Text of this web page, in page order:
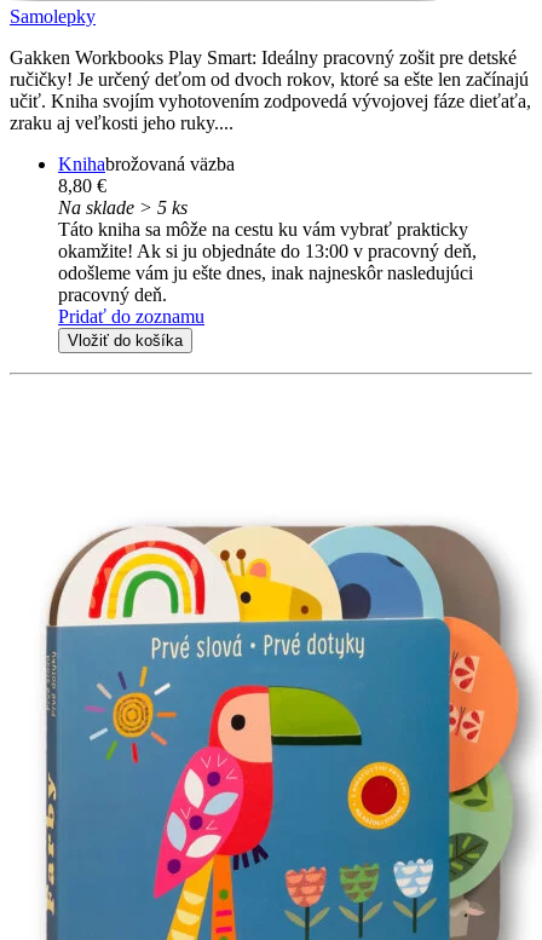
Samolepky
Gakken Workbooks Play Smart: Ideálny pracovný zošit pre detské
ručičky! Je určený deťom od dvoch rokov, ktoré sa ešte len začínajú
učiť. Kniha svojím vyhotovením zodpovedá vývojovej fáze dieťaťa,
zraku aj veľkosti jeho ruky....
Knihabrožovaná väzba
8,80 €
Na sklade > 5 ks
Táto kniha sa môže na cestu ku vám vybrať prakticky
okamžite! Ak si ju objednáte do 13:00 v pracovný deň,
odošleme vám ju ešte dnes, inak najneskôr nasledujúci
pracovný deň.
Pridať do zoznamu
Vložiť do košíka